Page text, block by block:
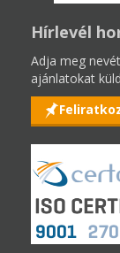
Hírlevél
Adja meg
ajánlatokat